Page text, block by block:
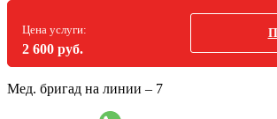
Цена услуги:
2 600 руб.
Мед. бригад на линии – 7